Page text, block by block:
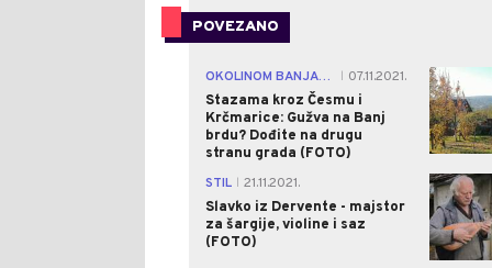
POVEZANO
OKOLINOM BANJALUKE
07.11.2021.
Stazama kroz Česmu i
Krčmarice: Gužva na Banj
brdu? Dođite na drugu
stranu grada (FOTO)
STIL
21.11.2021.
Slavko iz Dervente - majstor
za šargije, violine i saz
(FOTO)